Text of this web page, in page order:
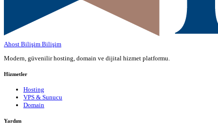
Ahost Bilişim Bilişim
Modern, güvenilir hosting, domain ve dijital hizmet platformu.
Hizmetler
Hosting
VPS & Sunucu
Domain
Yardım